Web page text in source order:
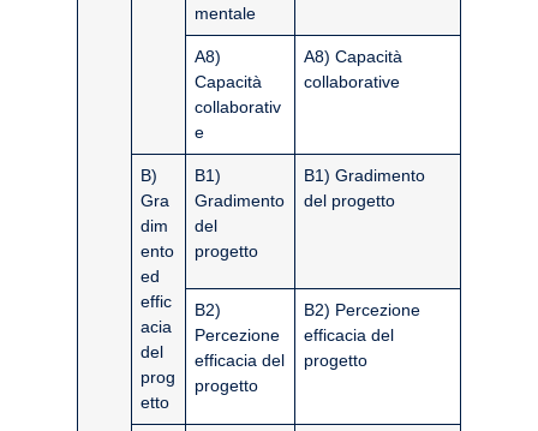
mentale
A8)
Capacità
collaborativ
e
A8) Capacità
collaborative
B)
Gra
dim
ento
ed
effic
acia
del
prog
etto
B1)
Gradimento
del
progetto
B1) Gradimento
del progetto
B2)
Percezione
efficacia del
progetto
B2) Percezione
efficacia del
progetto